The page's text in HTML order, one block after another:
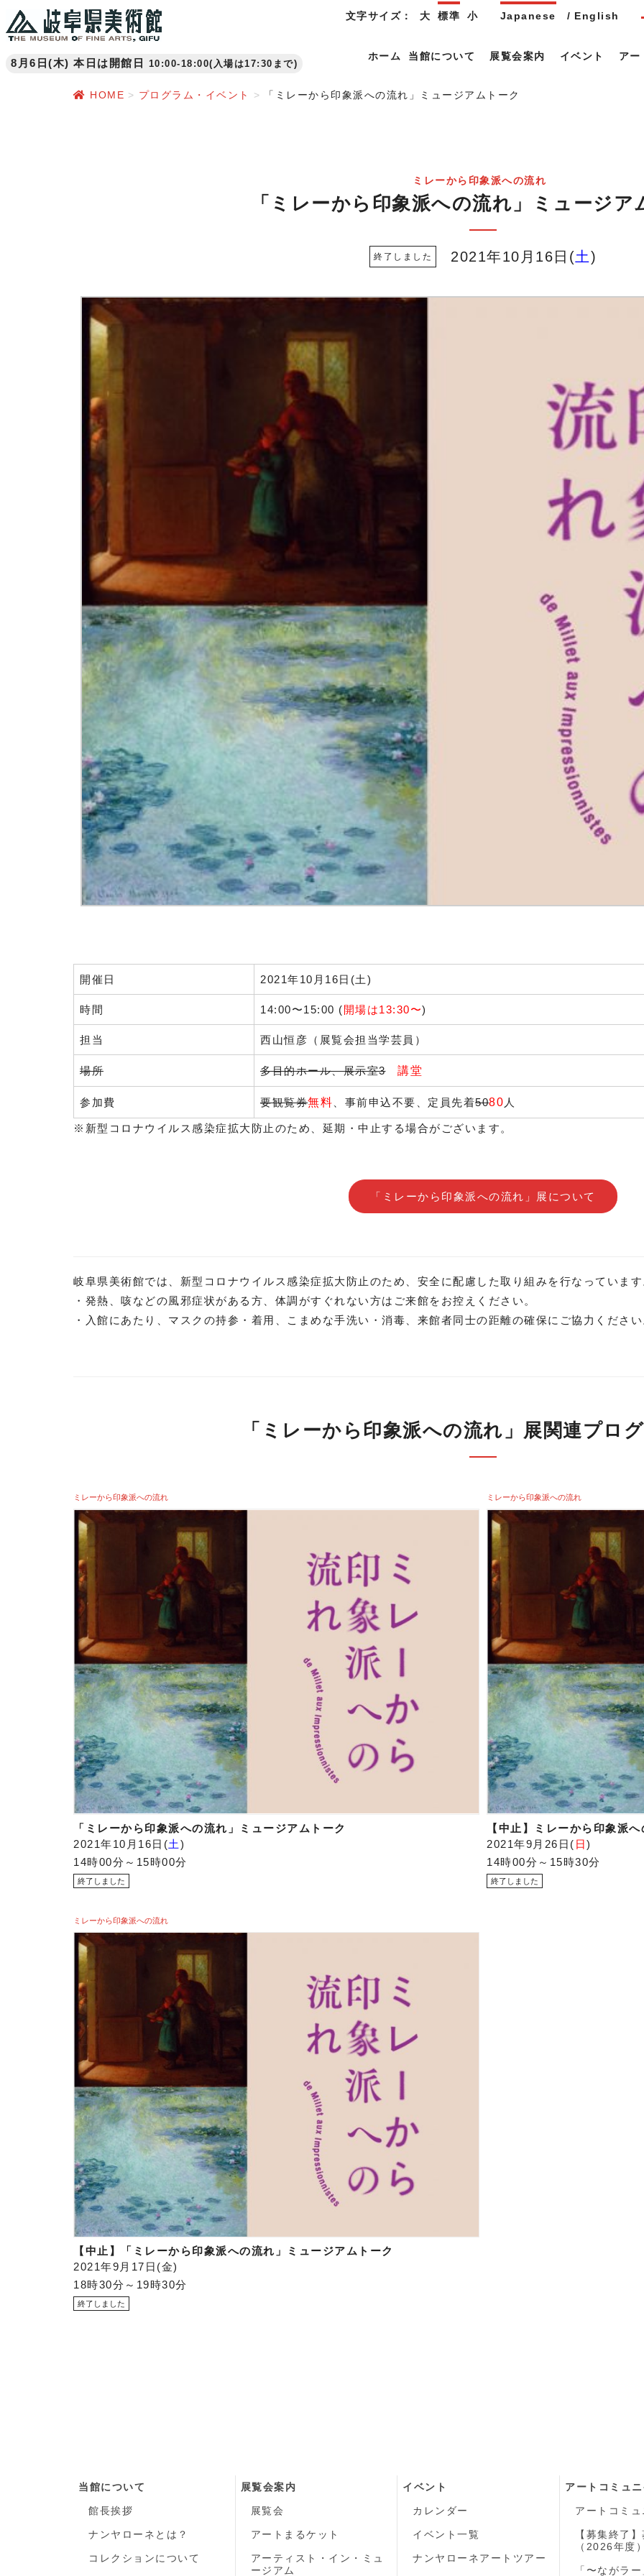
文字サイズ： 大 標準 小 Japanese English
8月6日(木) 本日は開館日 10:00-18:00(入場は17:30まで)
ホーム 当館について 展覧会案内 イベント アー
HOME プログラム・イベント 「ミレーから印象派への流れ」ミュージアムトーク
ミレーから印象派への流れ
「ミレーから印象派への流れ」ミュージア
2021年10月16日 土
開催日 2021年10月16日(土)
時間 14:00〜15:00 (開場は13:30〜)
担当 西山恒彦（展覧会担当学芸員）
場所 多目的ホール、展示室3 講堂
参加費 要観覧券無料 、事前申込不要、定員先着5080 人
※新型コロナウイルス感染症拡大防止のため、延期・中止する場合がございます。
「ミレーから印象派への流れ」展について
岐阜県美術館では、新型コロナウイルス感染症拡大防止のため、安全に配慮した取り組みを行なっていま
・発熱、咳などの風邪症状がある方、体調がすぐれない方はご来館をお控えください。
・入館にあたり、マスクの持参・着用、こまめな手洗い・消毒、来館者同士の距離の確保にご協力くださ
「ミレーから印象派への流れ」展関連プロ
ミレーから印象派への流れ
「ミレーから印象派への流れ」ミュージアムトーク
2021年10月16日
土
14時00分～15時00分
ミレーから印象派への流れ
【中止】ミレーから印象派
2021年9月26日
日
14時00分～15時30分
ミレーから印象派への流れ
【中止】「ミレーから印象派への流れ」ミュージアムトーク
2021年9月17日 金
18時30分～19時30分
当館について
館長挨拶
ナンヤローネとは？
コレクションについて
展覧会案内
展覧会
アートまるケット
アーティスト・イン・ミュ
ージアム
イベント
カレンダー
イベント一覧
ナンヤローネアートツアー
アートコミュ
アートコミ
【募集終了
（2026年度
「〜ながラ